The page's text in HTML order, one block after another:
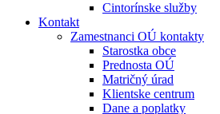
Cintorínske služby
Kontakt
Zamestnanci OÚ kontakty
Starostka obce
Prednosta OÚ
Matričný úrad
Klientske centrum
Dane a poplatky